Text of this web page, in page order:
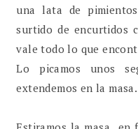
una lata de
surtido de encurtidos
vale todo lo que
Lo picamos unos
extendemos en la masa.